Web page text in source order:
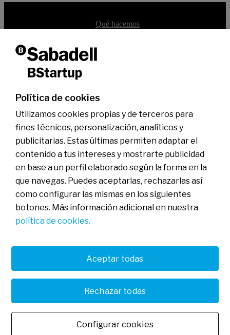
Qué hacemos
Soluciones bancarias
Hub BStartup Barcelona
En qué invertimos
BStartup Health
BStartup Green
Portfolio
Insights
Agenda
Contactar
Banco de Sabadell, S.A., Plaça de Sant Roc nº 20, 08201 Sabadell
España e inscrita en el Registro administrativo especial con el
número 0081. Para cualquier consulta puedescontactar con
nosotros.Banco de Sabadell, S.A. 2025. Todos los derechos
Català
Política de cookies
Utilizamos cookies propias y de terceros para
fines técnicos, personalización, analíticos y
publicitarias. Estas últimas permiten adaptar el
contenido a tus intereses y mostrarte publicidad
en base a un perfil elaborado según la forma en la
que navegas. Puedes aceptarlas, rechazarlas así
como configurar las mismas en los siguientes
botones. Más información adicional en nuestra
política de cookies.
Configurar cookies
Rechazar todas
Aceptar todas